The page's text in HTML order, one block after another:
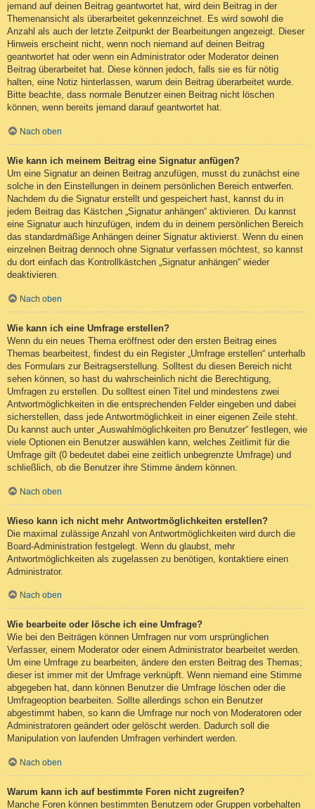
jemand auf deinen Beitrag geantwortet hat, wird dein Beitrag in der
Themenansicht als überarbeitet gekennzeichnet. Es wird sowohl die
Anzahl als auch der letzte Zeitpunkt der Bearbeitungen angezeigt. Dieser
Hinweis erscheint nicht, wenn noch niemand auf deinen Beitrag
geantwortet hat oder wenn ein Administrator oder Moderator deinen
Beitrag überarbeitet hat. Diese können jedoch, falls sie es für nötig
halten, eine Notiz hinterlassen, warum dein Beitrag überarbeitet wurde.
Bitte beachte, dass normale Benutzer einen Beitrag nicht löschen
können, wenn bereits jemand darauf geantwortet hat.
Nach oben
Wie kann ich meinem Beitrag eine Signatur anfügen?
Um eine Signatur an deinen Beitrag anzufügen, musst du zunächst eine
solche in den Einstellungen in deinem persönlichen Bereich entwerfen.
Nachdem du die Signatur erstellt und gespeichert hast, kannst du in
jedem Beitrag das Kästchen „Signatur anhängen“ aktivieren. Du kannst
eine Signatur auch hinzufügen, indem du in deinem persönlichen Bereich
das standardmäßige Anhängen deiner Signatur aktivierst. Wenn du einen
einzelnen Beitrag dennoch ohne Signatur verfassen möchtest, so kannst
du dort einfach das Kontrollkästchen „Signatur anhängen“ wieder
deaktivieren.
Nach oben
Wie kann ich eine Umfrage erstellen?
Wenn du ein neues Thema eröffnest oder den ersten Beitrag eines
Themas bearbeitest, findest du ein Register „Umfrage erstellen“ unterhalb
des Formulars zur Beitragserstellung. Solltest du diesen Bereich nicht
sehen können, so hast du wahrscheinlich nicht die Berechtigung,
Umfragen zu erstellen. Du solltest einen Titel und mindestens zwei
Antwortmöglichkeiten in die entsprechenden Felder eingeben und dabei
sicherstellen, dass jede Antwortmöglichkeit in einer eigenen Zeile steht.
Du kannst auch unter „Auswahlmöglichkeiten pro Benutzer“ festlegen, wie
viele Optionen ein Benutzer auswählen kann, welches Zeitlimit für die
Umfrage gilt (0 bedeutet dabei eine zeitlich unbegrenzte Umfrage) und
schließlich, ob die Benutzer ihre Stimme ändern können.
Nach oben
Wieso kann ich nicht mehr Antwortmöglichkeiten erstellen?
Die maximal zulässige Anzahl von Antwortmöglichkeiten wird durch die
Board-Administration festgelegt. Wenn du glaubst, mehr
Antwortmöglichkeiten als zugelassen zu benötigen, kontaktiere einen
Administrator.
Nach oben
Wie bearbeite oder lösche ich eine Umfrage?
Wie bei den Beiträgen können Umfragen nur vom ursprünglichen
Verfasser, einem Moderator oder einem Administrator bearbeitet werden.
Um eine Umfrage zu bearbeiten, ändere den ersten Beitrag des Themas;
dieser ist immer mit der Umfrage verknüpft. Wenn niemand eine Stimme
abgegeben hat, dann können Benutzer die Umfrage löschen oder die
Umfrageoption bearbeiten. Sollte allerdings schon ein Benutzer
abgestimmt haben, so kann die Umfrage nur noch von Moderatoren oder
Administratoren geändert oder gelöscht werden. Dadurch soll die
Manipulation von laufenden Umfragen verhindert werden.
Nach oben
Warum kann ich auf bestimmte Foren nicht zugreifen?
Manche Foren können bestimmten Benutzern oder Gruppen vorbehalten